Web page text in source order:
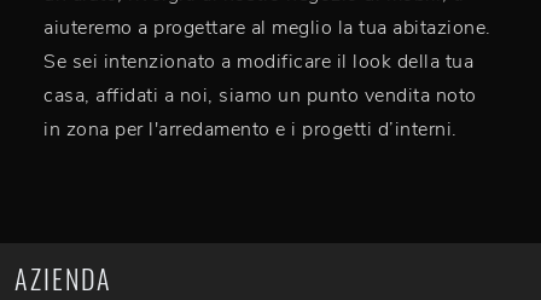
aiuteremo a progettare al meglio la tua abitazione.
Se sei intenzionato a modificare il look della tua
casa, affidati a noi, siamo un punto vendita noto
in zona per l'arredamento e i progetti d’interni.
AZIENDA